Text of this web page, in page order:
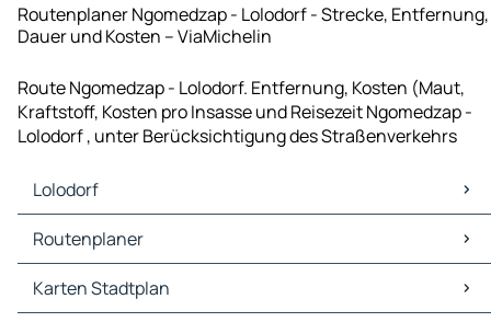
Routenplaner Ngomedzap - Lolodorf - Strecke, Entfernung,
Dauer und Kosten – ViaMichelin
Route Ngomedzap - Lolodorf. Entfernung, Kosten (Maut,
Kraftstoff, Kosten pro Insasse und Reisezeit Ngomedzap -
Lolodorf , unter Berücksichtigung des Straßenverkehrs
Lolodorf
Lolodorf Karten Stadtplan
Lolodorf Verkehr
Lolodorf Hotels
Lolodorf Restaurants
Routenplaner
Karten Stadtplan